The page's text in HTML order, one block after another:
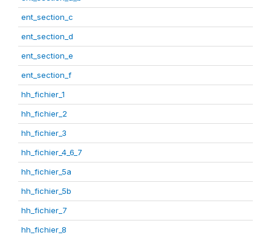
ent_section_c
ent_section_d
ent_section_e
ent_section_f
hh_fichier_1
hh_fichier_2
hh_fichier_3
hh_fichier_4_6_7
hh_fichier_5a
hh_fichier_5b
hh_fichier_7
hh_fichier_8